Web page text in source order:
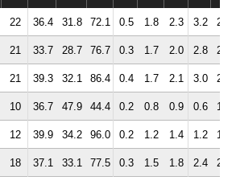
22 36.4 31.8 72.1 0.5 1.8 2.3 3.2 2.3
21 33.7 28.7 76.7 0.3 1.7 2.0 2.8 2.4
21 39.3 32.1 86.4 0.4 1.7 2.1 3.0 2.5
10 36.7 47.9 44.4 0.2 0.8 0.9 0.6 1.4
12 39.9 34.2 96.0 0.2 1.2 1.4 1.2 1.1
18 37.1 33.1 77.5 0.3 1.5 1.8 2.4 2.0